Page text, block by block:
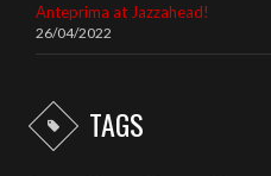
Anteprima at Jazzahead!
26/04/2022
TAGS